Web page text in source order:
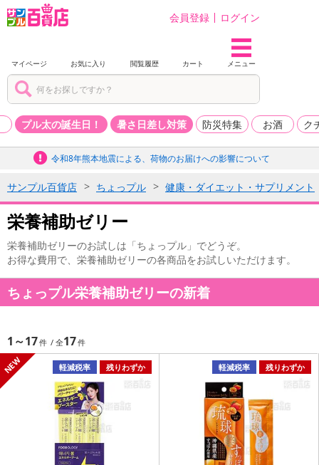
会員登録 ログイン
マイページ お気に入り 閲覧履歴 カート メニュー
プル太の誕生日！ 暑さ日差し対策 防災特集 お酒 ク
令和8年熊本地震による、荷物のお届けへの影響について
サンプル百貨店 ちょっプル 健康・ダイエット・サプリメント
栄養補助ゼリー
栄養補助ゼリーのお試しは「ちょっプル」でどうぞ。
お得な費用で、栄養補助ゼリーの各商品をお試しいただけます。
ちょっプル栄養補助ゼリーの新着
1～17 17
軽減税率 残りわずか 軽減税率 残りわずか